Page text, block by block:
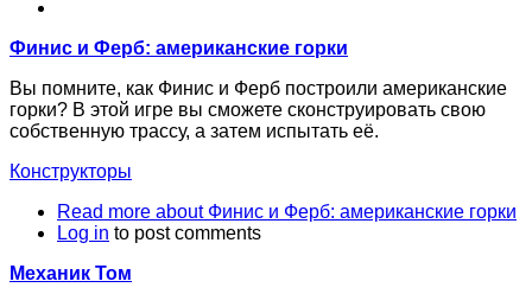
Финис и Ферб: американские горки
Вы помните, как Финис и Ферб построили американские
горки? В этой игре вы сможете сконструировать свою
собственную трассу, а затем испытать её.
Конструкторы
Read more about Финис и Ферб: американские горки
Log in to post comments
Механик Том